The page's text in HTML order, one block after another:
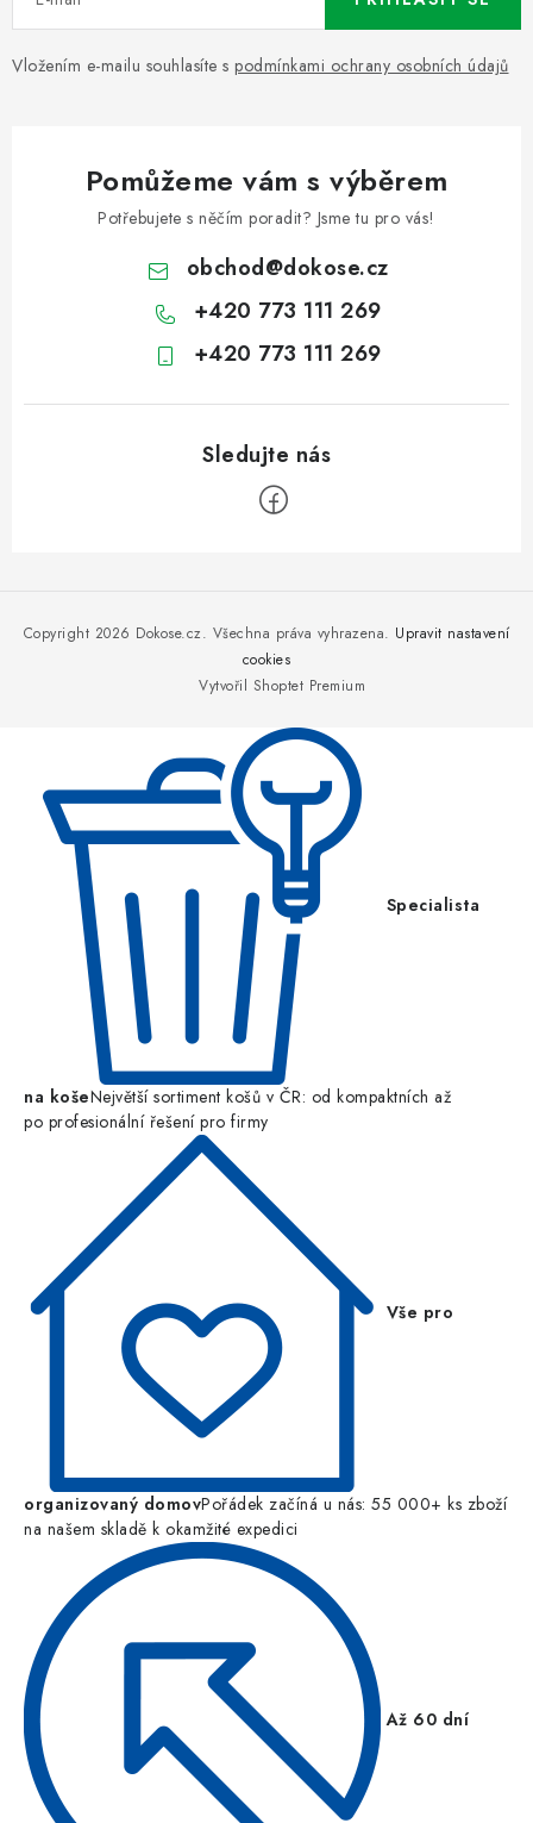
Vložením e-mailu souhlasíte s podmínkami ochrany osobních údajů
Pomůžeme vám s výběrem
Potřebujete s něčím poradit? Jsme tu pro vás!
obchod@dokose.cz
+420 773 111 269
+420 773 111 269
Vytvořil Shoptet Premium
Copyright 2026 Dokose.cz. Všechna práva vyhrazena. Upravit nastavení
cookies
Specialista
na košeNejvětší sortiment košů v ČR: od kompaktních až
po profesionální řešení pro firmy
Vše pro
organizovaný domovPořádek začíná u nás: 55 000+ ks zboží
na našem skladě k okamžité expedici
Až 60 dní